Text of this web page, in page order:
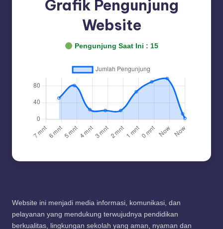
Grafik Pengunjung
Website
Pengunjung Saat Ini : 15
Website ini menjadi media informasi, komunikasi, dan
pelayanan yang mendukung terwujudnya pendidikan
berkualitas, lingkungan sekolah yang aman, nyaman dan